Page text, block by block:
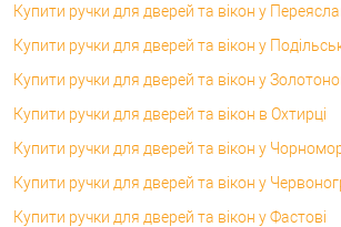
Купити ручки для дверей та вікон у
Купити ручки для дверей та вікон у
Купити ручки для дверей та вікон у
Купити ручки для дверей та вікон в Охтирці
Купити ручки для дверей та вікон у
Купити ручки для дверей та вікон у
Купити ручки для дверей та вікон у Фастові